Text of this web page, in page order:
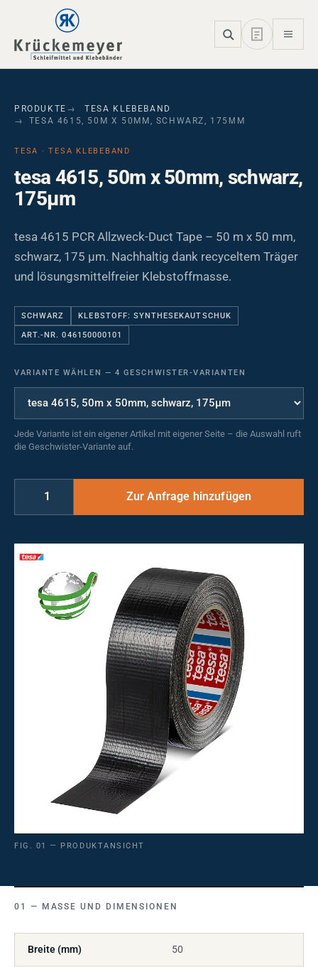
Skip to main navigation
Skip to main content
Skip to page footer
PRODUKTE
TESA KLEBEBAND
TESA 4615, 50M X 50MM, SCHWARZ, 175ΜM
TESA · TESA KLEBEBAND
tesa 4615, 50m x 50mm, schwarz,
175µm
tesa 4615 PCR Allzweck-Duct Tape – 50 m x 50 mm,
schwarz, 175 µm. Nachhaltig dank recyceltem Träger
und lösungsmittelfreier Klebstoffmasse.
SCHWARZ KLEBSTOFF: SYNTHESEKAUTSCHUK
ART.-NR. 046150000101
VARIANTE WÄHLEN — 4 GESCHWISTER-VARIANTEN
Jede Variante ist ein eigener Artikel mit eigener Seite – die Auswahl ruft
die Geschwister-Variante auf.
FIG. 01 — PRODUKTANSICHT
MASSE UND DIMENSIONEN
Breite (mm) 50